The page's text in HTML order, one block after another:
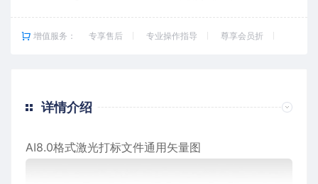
增值服务： 专享售后 专业操作指导 尊享会员折
详情介绍
AI8.0格式激光打标文件通用矢量图